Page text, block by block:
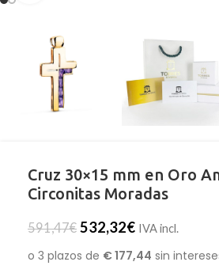
Cruz 30×15 mm en Oro
Circonitas Moradas
591,47€ 532,32€ IVA incl.